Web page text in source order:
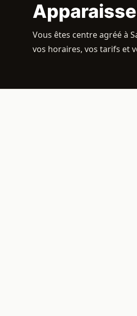
Vous êtes centre agréé à
vos horaires, vos tarifs et